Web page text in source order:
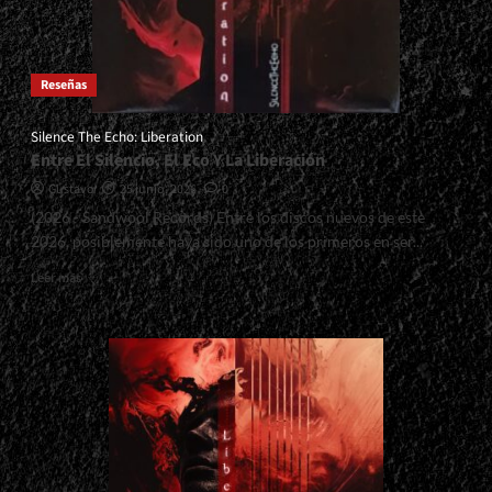
Reseñas
Silence The Echo: Liberation
Entre El Silencio, El Eco Y La Liberación
Gustavo 25 junio, 2026
0
(2026 - Sandwool Records) Entre los discos nuevos de este
2026, posiblemente haya sido uno de los primeros en ser...
Leer másRead
more
about
<small>Silence
The
Echo:
Liberation<span>
|
</span>
</small>
<div>Entre